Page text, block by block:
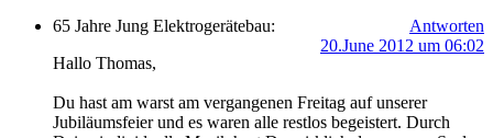
65 Jahre Jung Elektrogerätebau:
Antworten
20.June 2012 um 06:02
Hallo Thomas,
Du hast am warst am vergangenen Freitag auf unserer
Jubiläumsfeier und es waren alle restlos begeistert. Durch